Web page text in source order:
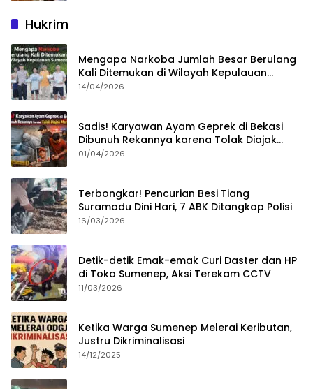
Hukrim
Mengapa Narkoba Jumlah Besar Berulang
Kali Ditemukan di Wilayah Kepulauan
Sumenep?
14/04/2026
Sadis! Karyawan Ayam Geprek di Bekasi
Dibunuh Rekannya karena Tolak Diajak
Merampok Majikan
01/04/2026
Terbongkar! Pencurian Besi Tiang
Suramadu Dini Hari, 7 ABK Ditangkap Polisi
16/03/2026
Detik-detik Emak-emak Curi Daster dan HP
di Toko Sumenep, Aksi Terekam CCTV
11/03/2026
Ketika Warga Sumenep Melerai Keributan,
Justru Dikriminalisasi
14/12/2025